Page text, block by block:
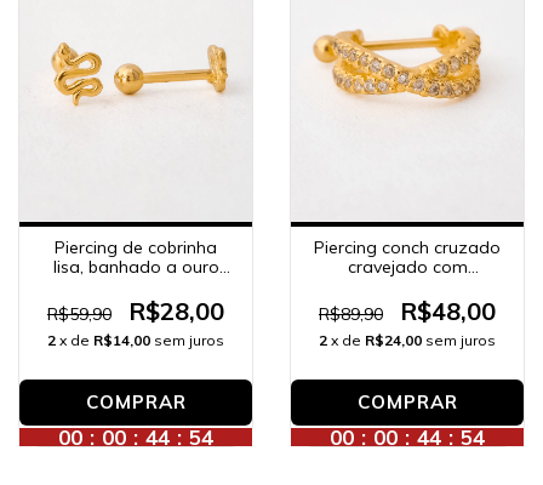
Piercing de cobrinha
lisa, banhado a ouro
R$59,90
R$28,00
2 x de R$14,00 sem juros
00 : 00 : 44 : 52
Piercing conch cruzado
cravejado com
ouro 18K.
R$89,90 R$48,00
2 x de R$24,00 sem juros
00 : 00 : 44 : 52